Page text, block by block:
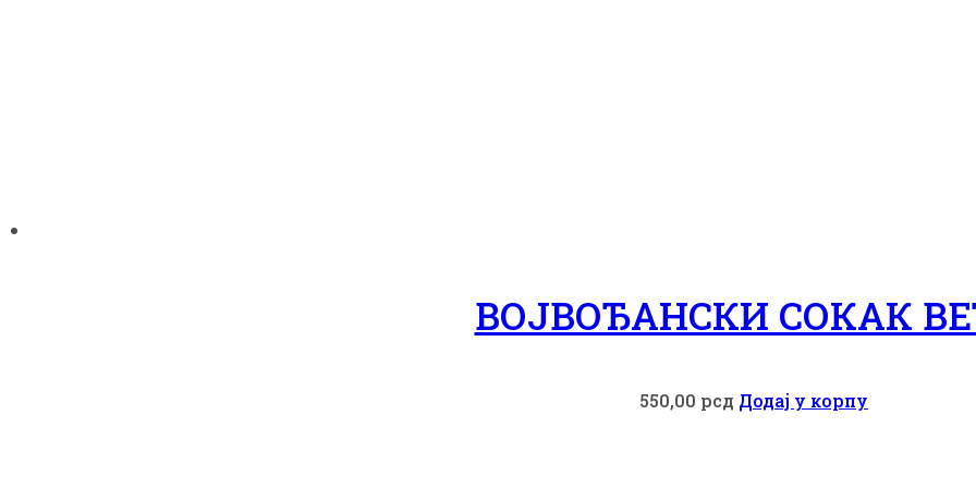
ВОЈВОЂАНСКИ СОКАК
550,00 рсд Додај у корпу